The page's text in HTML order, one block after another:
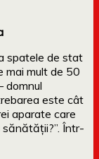
spatele de stat
mai mult de 50
domnul
este cât
aparate care
Într-